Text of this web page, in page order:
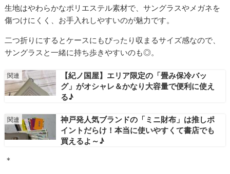
生地はやわらかなポリエステル素材で、サングラスやメガネを
傷つけにくく、お手入れしやすいのが魅力です。
二つ折りにするとケースにもぴったり収まるサイズ感なので、
サングラスと一緒に持ち歩きやすいのも◎。
【紀ノ国屋】エリア限定の「畳み保冷バッ
グ」がオシャレ＆かなり大容量で便利に使え
る♪
神戸発人気ブランドの「ミニ財布」は推しポ
イントだらけ！本当に使いやすくて書店でも
買えるよ～♪
＊